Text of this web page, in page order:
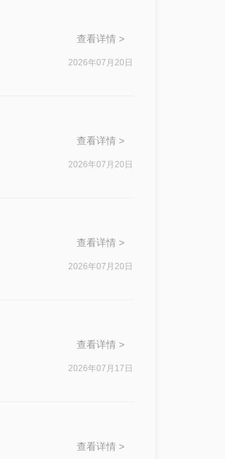
查看详情 >
2026年07月20日
查看详情 >
2026年07月20日
查看详情 >
2026年07月20日
查看详情 >
2026年07月17日
查看详情 >